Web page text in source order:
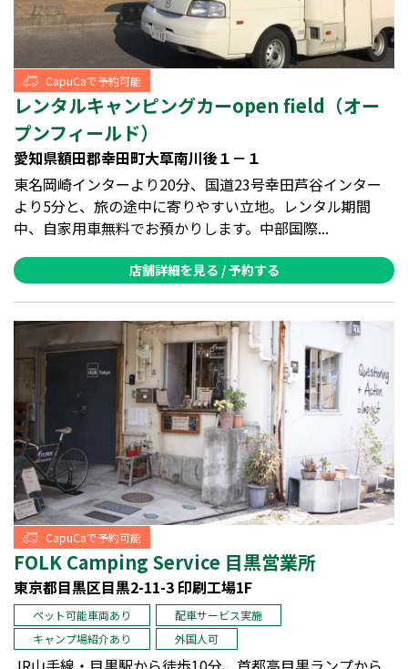
CapuCaで予約可能
レンタルキャンピングカーopen field（オー
プンフィールド）
愛知県額田郡幸田町大草南川後１－１
東名岡崎インターより20分、国道23号幸田芦谷インター
より5分と、旅の途中に寄りやすい立地。レンタル期間
中、自家用車無料でお預かりします。中部国際...
店舗詳細を見る / 予約する
CapuCaで予約可能
FOLK Camping Service 目黒営業所
東京都目黒区目黒2-11-3 印刷工場1F
ペット可能車両あり
配車サービス実施
キャンプ場紹介あり
外国人可